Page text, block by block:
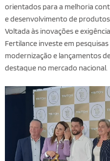
orientados para a melhoria
e desenvolvimento de
Voltada às inovações e
Fertilance investe em
modernização e lançamentos
destaque no mercado nacional.